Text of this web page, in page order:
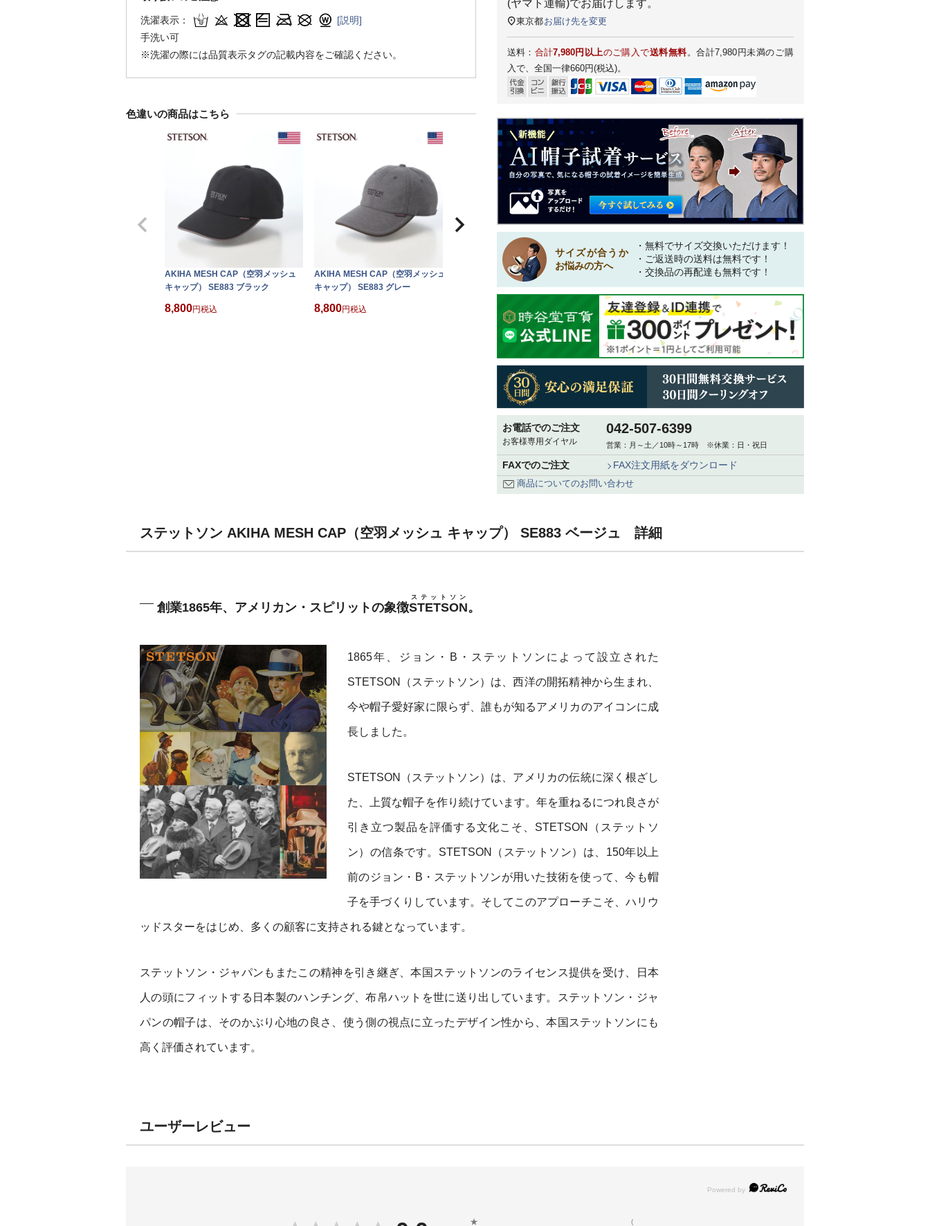
洗濯表示：
[説明]
手洗い可
※洗濯の際には品質表示タグの記載内容をご確認ください。
色違いの商品はこちら
AKIHA MESH CAP（空羽メッシュ
キャップ） SE883 ブラック
8,800 税込
AKIHA MESH CAP（空羽メッシュ
キャップ） SE883 グレー
8,800 税込
(ヤマト運輸)でお届けします。
東京都お届け先を変更
送料： 合計7,980円以上のご購入で送料無料。合計7,980円未満のご購
入で、全国一律660円(税込)。
サイズが合うか
お悩みの方へ
・無料でサイズ交換いただけます！
・ご返送時の送料は無料です！
・交換品の再配達も無料です！
お電話でのご注文
お客様専用ダイヤル
042-507-6399
営業：月～土／10時～17時 ※休業：日・祝日
FAXでのご注文 FAX注文用紙をダウンロード
商品についてのお問い合わせ
ステットソン AKIHA MESH CAP（空羽メッシュ キャップ） SE883 ベージュ 詳細
創業1865年、アメリカン・スピリットの象徴STETSON
ステットソン
。
1865年、ジョン・B・ステットソンによって設立された
STETSON（ステットソン）は、西洋の開拓精神から生まれ、
今や帽子愛好家に限らず、誰もが知るアメリカのアイコンに成
長しました。
STETSON（ステットソン）は、アメリカの伝統に深く根ざし
た、上質な帽子を作り続けています。年を重ねるにつれ良さが
引き立つ製品を評価する文化こそ、STETSON（ステットソ
ン）の信条です。STETSON（ステットソン）は、150年以上
前のジョン・B・ステットソンが用いた技術を使って、今も帽
子を手づくりしています。そしてこのアプローチこそ、ハリウ
ッドスターをはじめ、多くの顧客に支持される鍵となっています。
ステットソン・ジャパンもまたこの精神を引き継ぎ、本国ステットソンのライセンス提供を受け、日本
人の頭にフィットする日本製のハンチング、布帛ハットを世に送り出しています。ステットソン・ジャ
パンの帽子は、そのかぶり心地の良さ、使う側の視点に立ったデザイン性から、本国ステットソンにも
高く評価されています。
ユーザーレビュー
★
(